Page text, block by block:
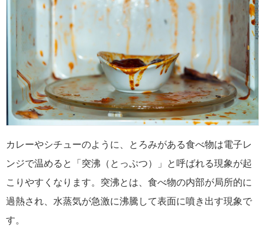
カレーやシチューのように、とろみがある食べ物は電子レ
ンジで温めると「突沸（とっぷつ）」と呼ばれる現象が起
こりやすくなります。突沸とは、食べ物の内部が局所的に
過熱され、水蒸気が急激に沸騰して表面に噴き出す現象で
す。